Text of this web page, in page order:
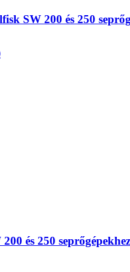
SW 200 és 250
és 250 seprőgépekhez